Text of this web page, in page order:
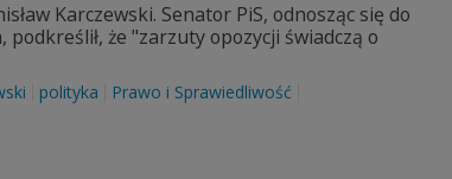
Karczewski. Senator PiS, odnosząc się do
że "zarzuty opozycji świadczą o
polityka
Prawo i Sprawiedliwość